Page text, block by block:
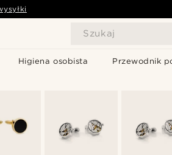
Szukaj
Higiena osobista Przewodnik